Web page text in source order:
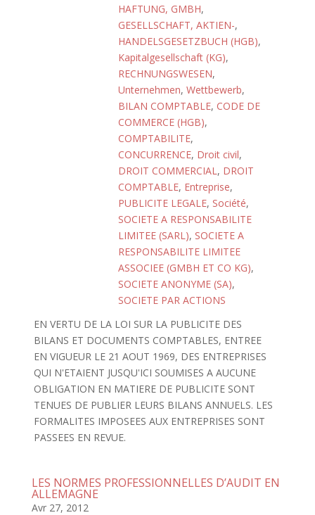
HAFTUNG, GMBH,
GESELLSCHAFT, AKTIEN-,
HANDELSGESETZBUCH (HGB),
Kapitalgesellschaft (KG),
RECHNUNGSWESEN,
Unternehmen, Wettbewerb,
BILAN COMPTABLE, CODE DE
COMMERCE (HGB),
COMPTABILITE,
CONCURRENCE, Droit civil,
DROIT COMMERCIAL, DROIT
COMPTABLE, Entreprise,
PUBLICITE LEGALE, Société,
SOCIETE A RESPONSABILITE
LIMITEE (SARL), SOCIETE A
RESPONSABILITE LIMITEE
ASSOCIEE (GMBH ET CO KG),
SOCIETE ANONYME (SA),
SOCIETE PAR ACTIONS
EN VERTU DE LA LOI SUR LA PUBLICITE DES
BILANS ET DOCUMENTS COMPTABLES, ENTREE
EN VIGUEUR LE 21 AOUT 1969, DES ENTREPRISES
QUI N'ETAIENT JUSQU'ICI SOUMISES A AUCUNE
OBLIGATION EN MATIERE DE PUBLICITE SONT
TENUES DE PUBLIER LEURS BILANS ANNUELS. LES
FORMALITES IMPOSEES AUX ENTREPRISES SONT
PASSEES EN REVUE.
LES NORMES PROFESSIONNELLES D’AUDIT EN
ALLEMAGNE
Avr 27, 2012